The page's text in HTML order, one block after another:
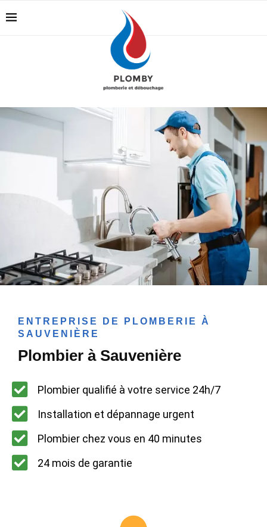
ENTREPRISE DE PLOMBERIE À
SAUVENIÈRE
Plombier à Sauvenière
Plombier qualifié à votre service 24h/7
Installation et dépannage urgent
Plombier chez vous en 40 minutes
24 mois de garantie